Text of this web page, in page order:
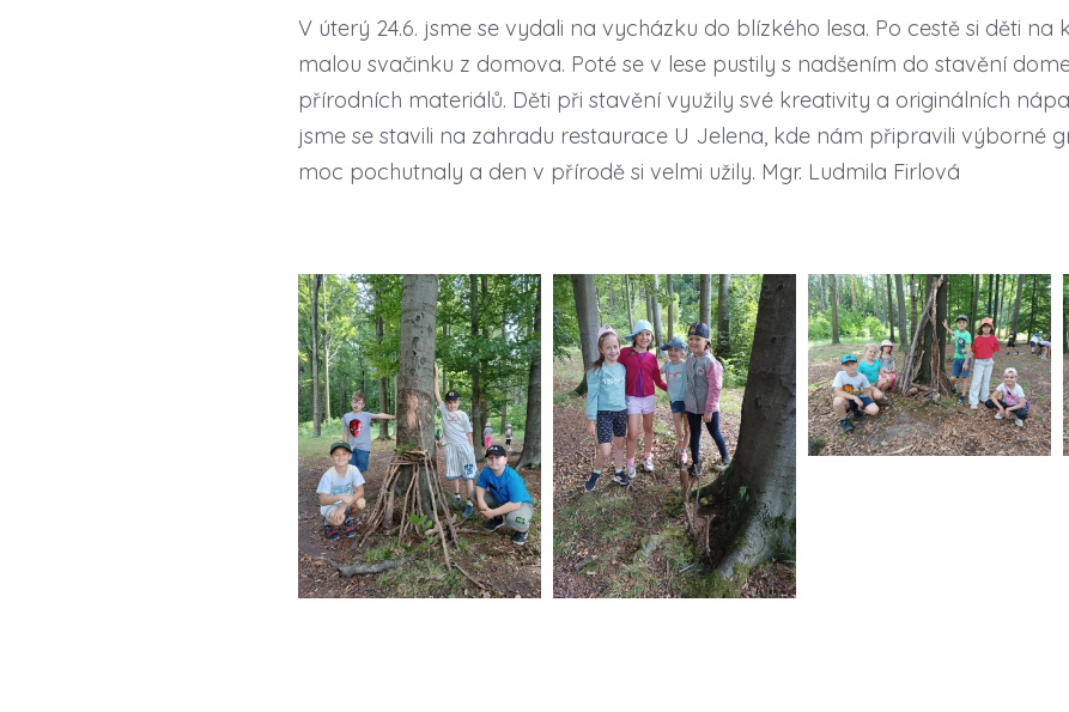
V úterý 24.6. jsme se vydali na vycházku do blízkého lesa. Po cestě si děti na
malou svačinku z domova. Poté se v lese pustily s nadšením do stavění
přírodních materiálů. Děti při stavění využily své kreativity a originálních
jsme se stavili na zahradu restaurace U Jelena, kde nám připravili výborné
moc pochutnaly a den v přírodě si velmi užily. Mgr. Ludmila Firlová